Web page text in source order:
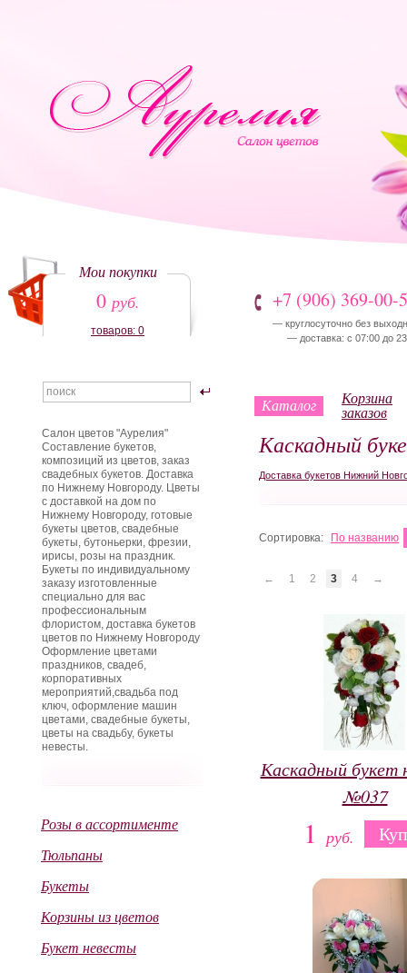
Мои покупки
0 руб.
товаров: 0
+7 (906) 369-00-
— круглосуточно без
— доставка: с 07:00 до
Каталог Корзина
заказов
Каскадный
Доставка букетов Нижний
Сортировка: По названию
← 1 2 3 4 →
Каскадный букет
№037
1 руб.
Салон цветов "Аурелия"
Составление букетов,
композиций из цветов, заказ
свадебных букетов. Доставка
по Нижнему Новгороду. Цветы
с доставкой на дом по
Нижнему Новгороду, готовые
букеты цветов, свадебные
букеты, бутоньерки, фрезии,
ирисы, розы на праздник.
Букеты по индивидуальному
заказу изготовленные
специально для вас
профессиональным
флористом, доставка букетов
цветов по Нижнему Новгороду
Оформление цветами
праздников, свадеб,
корпоративных
мероприятий,свадьба под
ключ, оформление машин
цветами, свадебные букеты,
цветы на свадьбу, букеты
невесты.
Розы в ассортименте
Тюльпаны
Букеты
Корзины из цветов
Букет невесты